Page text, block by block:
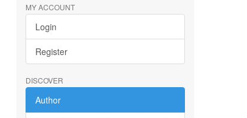
MY ACCOUNT
Login
Register
DISCOVER
Author